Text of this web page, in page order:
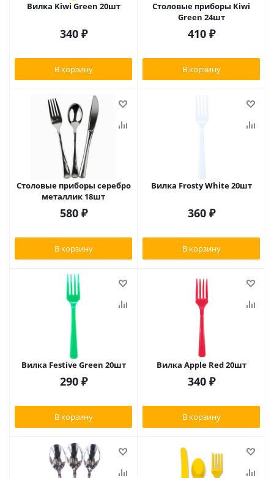
Вилка Kiwi Green 20шт
340₽
В корзину
Столовые приборы Kiwi
Green 24шт
410₽
В корзину
Столовые приборы серебро
металлик 18шт
580₽
В корзину
Вилка Frosty White 20шт
360₽
В корзину
Вилка Festive Green 20шт
290₽
В корзину
Вилка Apple Red 20шт
340₽
В корзину